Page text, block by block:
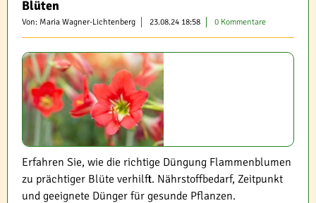
Blüten
Von: Maria Wagner-Lichtenberg 23.08.24 18:58 0 Kommentare
Erfahren Sie, wie die richtige Düngung Flammenblumen
zu prächtiger Blüte verhilft. Nährstoffbedarf, Zeitpunkt
und geeignete Dünger für gesunde Pflanzen.